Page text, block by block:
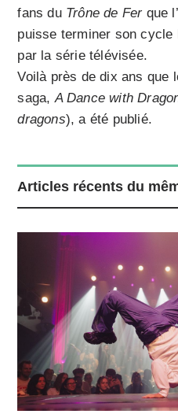
fans du Trône de Ferque
puisse terminer son
par la série télévisée.
Voilà près de dix ans que
saga,A Dance with
dragons), a été publié.
Articles récents du